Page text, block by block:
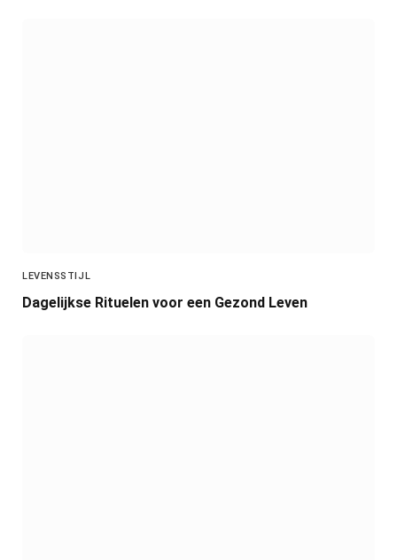
LEVENSSTIJL
Dagelijkse Rituelen voor een Gezond Leven